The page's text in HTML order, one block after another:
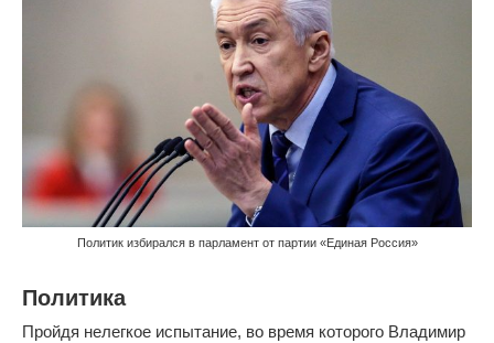
Политик избирался в парламент от партии «Единая Россия»
Политика
Пройдя нелегкое испытание, во время которого Владимир